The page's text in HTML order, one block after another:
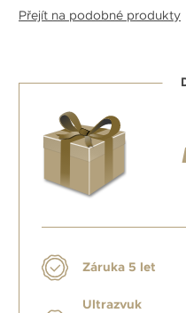
Přejít na podobné produkty
Záruka 5 let
Ultrazvuk